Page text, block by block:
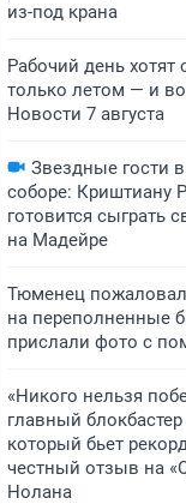
из-под крана
Рабочий день хотят
только летом — и
Новости 7 августа
Звездные гости
соборе: Криштиану
готовится сыграть
на Мадейре
Тюменец
на переполненные
прислали фото с
«Никого нельзя
главный блокбастер
который бьет
честный отзыв на
Нолана